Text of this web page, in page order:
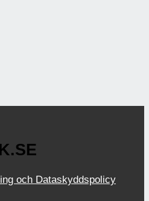
och Dataskyddspolicy